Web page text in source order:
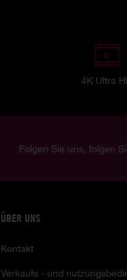
4K Ultra
Folgen Sie uns, folgen
ÜBER UNS
Kontakt
Verkaufs - und